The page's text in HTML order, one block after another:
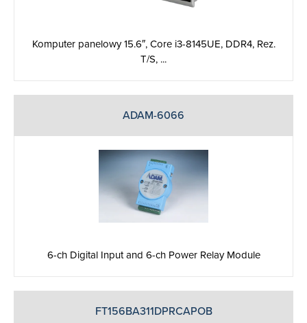
Komputer panelowy 15.6″, Core i3-8145UE, DDR4, Rez.
T/S, ...
ADAM-6066
6-ch Digital Input and 6-ch Power Relay Module
FT156BA311DPRCAPOB